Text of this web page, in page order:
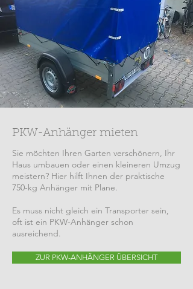
PKW-Anhänger mieten
Sie möchten Ihren Garten verschönern, Ihr
Haus umbauen oder einen kleineren Umzug
meistern? Hier hilft Ihnen der praktische
750-kg Anhänger mit Plane.
Es muss nicht gleich ein Transporter sein,
oft ist ein PKW-Anhänger schon
ausreichend.
ZUR PKW-ANHÄNGER ÜBERSICHT